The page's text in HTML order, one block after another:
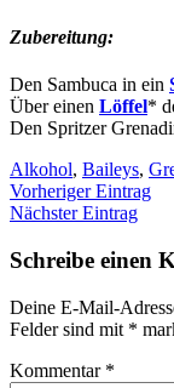
Zubereitung:
Den Sambuca in ein
Über einen Löffel*
Den Spritzer
Alkohol, Baileys,
Vorheriger Eintrag
Nächster Eintrag
Schreibe einen
Deine E-Mail-
Felder sind mit *
Kommentar *